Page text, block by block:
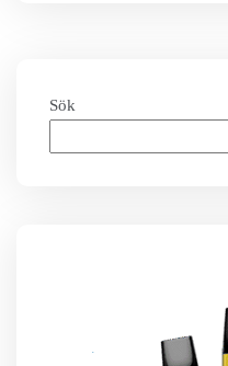
Sök